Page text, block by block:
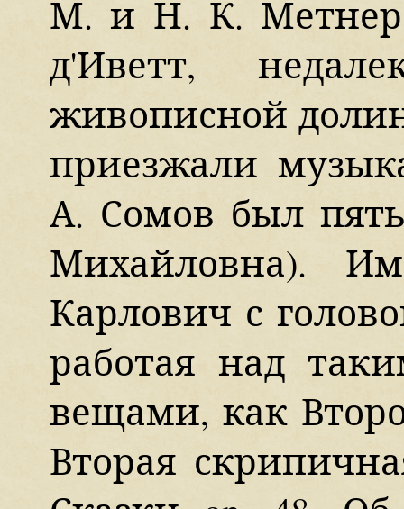
М. и Н. К. Метнер
д'Иветт,
живописной
приезжали
А. Сомов был
Михайловна).
Карлович с
работая над
вещами, как
Вторая